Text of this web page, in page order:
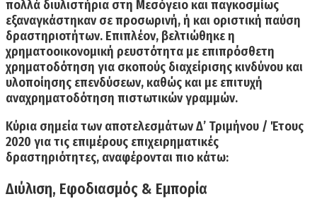
πολλά διυλιστήρια στη Μεσόγειο και παγκοσμίως
εξαναγκάστηκαν σε προσωρινή, ή και οριστική παύση
δραστηριοτήτων. Επιπλέον, βελτιώθηκε η
χρηματοοικονομική ρευστότητα με επιπρόσθετη
χρηματοδότηση για σκοπούς διαχείρισης κινδύνου και
υλοποίησης επενδύσεων, καθώς και με επιτυχή
αναχρηματοδότηση πιστωτικών γραμμών.
Κύρια σημεία των αποτελεσμάτων Δ’ Τριμήνου / Έτους
2020 για τις επιμέρους επιχειρηματικές
δραστηριότητες, αναφέρονται πιο κάτω:
Διύλιση, Εφοδιασμός & Εμπορία